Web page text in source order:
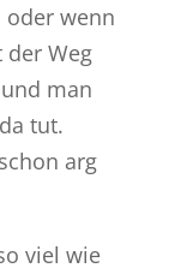
oder wenn
der Weg
man
tut.
arg
viel wie